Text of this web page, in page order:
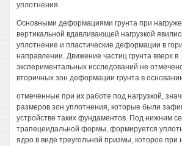
уплотнения.
Основными деформациями грунта при
вертикальной вдавливающей нагрузкой
уплотнение и пластические деформации в
направлении. Движение частиц грунта вверх в
экспериментальных исследований не
вторичных зон деформации грунта в
отмеченные при их работе под нагрузкой,
размеров зон уплотнения, которые были
устройстве таких фундаментов. Под нижним
трапецеидальной формы, формируется
ядро в виде треугольной призмы, которое при